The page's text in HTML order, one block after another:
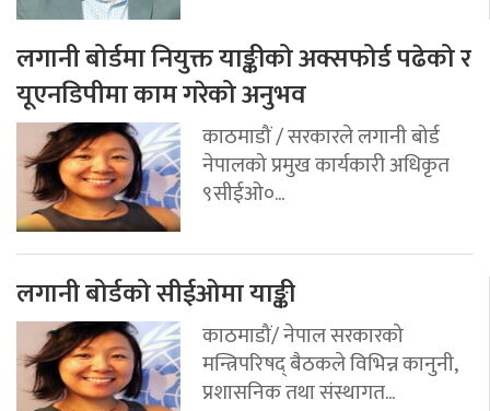
लगानी बोर्डमा नियुक्त याङ्कीको अक्सफोर्ड पढेको र
यूएनडिपीमा काम गरेको अनुभव
काठमाडौं / सरकारले लगानी बोर्ड
नेपालको प्रमुख कार्यकारी अधिकृत
९सीईओ०...
लगानी बोर्डको सीईओमा याङ्की
काठमाडौं/ नेपाल सरकारको
मन्त्रिपरिषद् बैठकले विभिन्न कानुनी,
प्रशासनिक तथा संस्थागत...